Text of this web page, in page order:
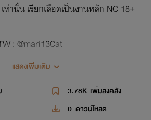
ท่านั้น เรียกเลือดเป็นงานหลัก NC 18+
: @mari13Cat
แสดงเพิ่มเติม
3.78K เพิ่มลงคลัง
0 ดาวน์โหลด